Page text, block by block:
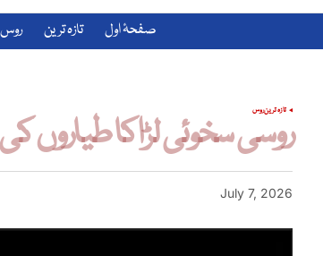
صفحۂ اول تازہ ترین روس
تازہ ترینروس
روسی سخوئی لڑاکا
July 7, 2026